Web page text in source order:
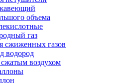
объема
газ
сжиженных газов
водород
воздухом